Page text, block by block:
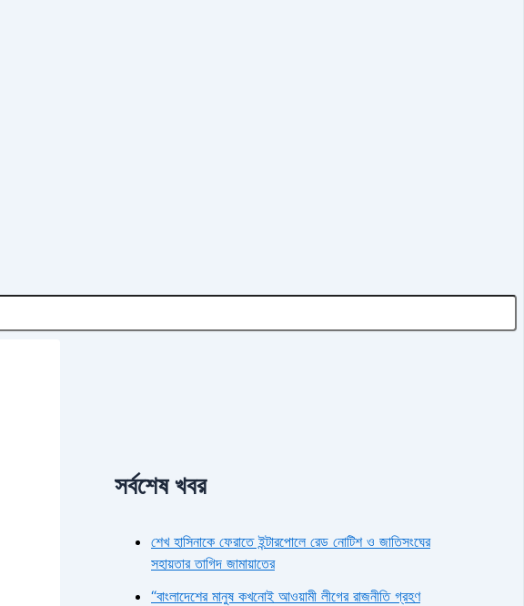
সর্বশেষ খবর
শেখ হাসিনাকে ফেরাতে ইন্টারপোলে রেড নোটিশ ও জাতিসংঘের
সহায়তার তাগিদ জামায়াতের
“বাংলাদেশের মানুষ কখনোই আওয়ামী লীগের রাজনীতি গ্রহণ